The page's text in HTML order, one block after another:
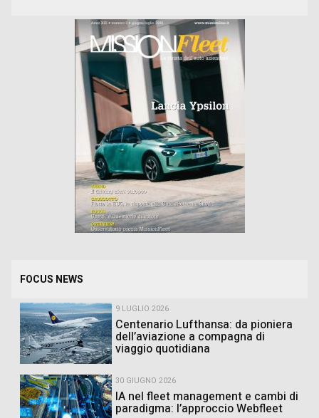
FOCUS NEWS
9 LUGLIO 2026
Centenario Lufthansa: da pioniera
dell’aviazione a compagna di
viaggio quotidiana
30 GIUGNO 2026
IA nel fleet management e cambi di
paradigma: l’approccio Webfleet